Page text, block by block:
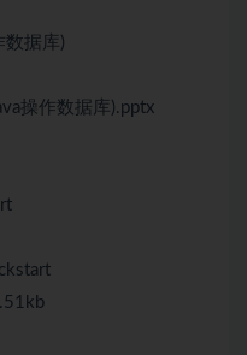
数据库)
操作数据库).pptx